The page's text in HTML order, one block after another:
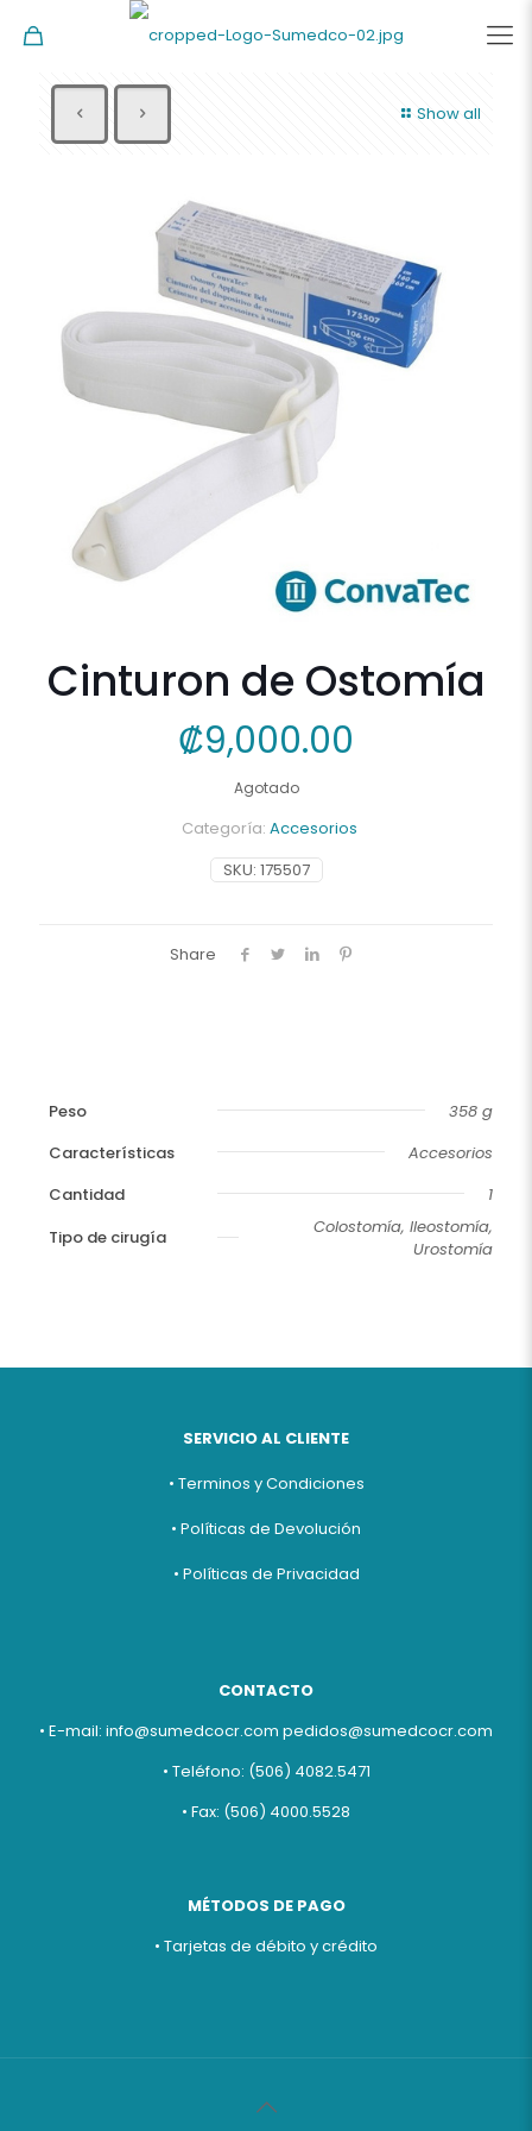
Show all
Cinturon de Ostomía
₡9,000.00
Agotado
SKU: 175507
Categoría: Accesorios
Share
Peso
358 g
Características
Accesorios
Cantidad
1
Tipo de cirugía
Colostomía, Ileostomía,
Urostomía
SERVICIO AL CLIENTE
• Terminos y Condiciones
• Políticas de Devolución
• Políticas de Privacidad
CONTACTO
• E-mail: info@sumedcocr.com pedidos@sumedcocr.com
• Teléfono: (506) 4082.5471
• Fax: (506) 4000.5528
MÉTODOS DE PAGO
• Tarjetas de débito y crédito